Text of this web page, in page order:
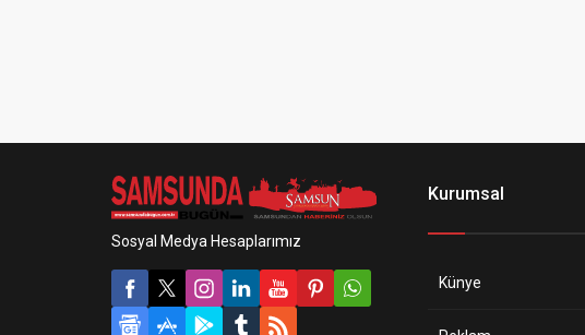
Sosyal Medya Hesaplarımız
Kurumsal
Künye